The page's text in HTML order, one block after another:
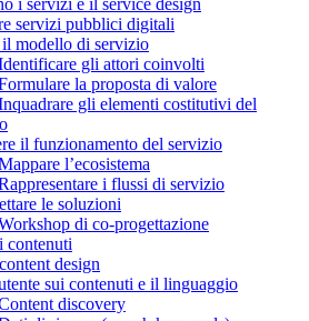
servizi pubblici digitali
modello di servizio
gli attori coinvolti
la proposta di valore
gli elementi costitutivi del
il funzionamento del servizio
l’ecosistema
i flussi di servizio
le soluzioni
di co-progettazione
contenuti
design
sui contenuti e il linguaggio
discovery